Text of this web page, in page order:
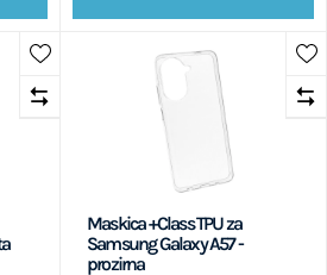
Maskica +Class TPU za
Samsung Galaxy A57 -
prozirna